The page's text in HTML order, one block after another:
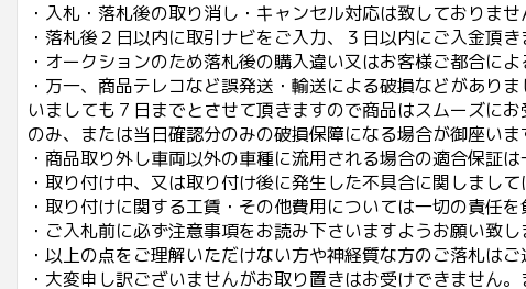
・入札・落札後の取り消し・キャンセル対応は致しておりませ
・落札後２日以内に取引ナビをご入力、３日以内にご入金頂き
・オークションのため落札後の購入違い又はお客様ご都合に
・万一、商品テレコなど誤発送・輸送による破損などがあり
いましても７日までとさせて頂きますので商品はスムーズに
のみ、または当日確認分のみの破損保障になる場合が御座い
・商品取り外し車両以外の車種に流用される場合の適合保証
・取り付け中、又は取り付け後に発生した不具合に関しまし
・取り付けに関する工賃・その他費用については一切の責任
・ご入札前に必ず注意事項をお読み下さいますようお願い致し
・以上の点をご理解いただけない方や神経質な方のご落札はご
・大変申し訳ございませんがお取り置きはお受けできません